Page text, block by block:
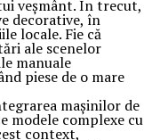
veșmânt. În trecut,
decorative, în
locale. Fie că
ale scenelor
manuale
piese de o mare
mașinilor de
modele complexe cu
context,